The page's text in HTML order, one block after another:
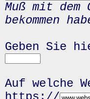
Muß mit
bekommen
Geben Sie
Auf welche